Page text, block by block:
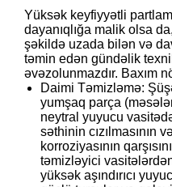
Yüksək keyfiyyətli
dayanıqlığa malik olsa
şəkildə uzada bilən və
təmin edən gündəlik
əvəzolunmazdır. Baxım
Daimi Təmizləmə:
yumşaq parça
neytral yuyucu
səthinin cızılmasının
korroziyasının
təmizləyici
yüksək aşındırıcı